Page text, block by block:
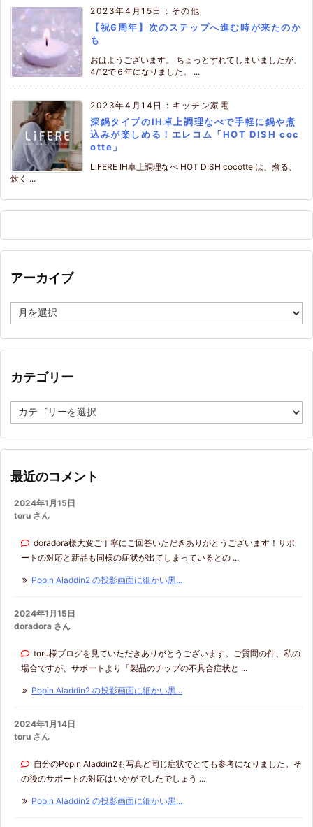
2023年4月15日 : その他
【祝6周年】次のステップへ進む時が来たのか
も
おはようございます。 ちょっとずれてしまいましたが、
4/12で６年になりました。 ...
2023年4月14日 : キッチン家電
深鍋タイプのIH卓上調理なべで手軽に鍋や煮
込みが楽しめる！エレコム「HOT DISH coc
otte」
LiFERE IH卓上調理なべ HOT DISH cocotte は、煮る、
炊く ...
アーカイブ
ー
イ
カテゴリー
テ
リ
最近のコメント
2024年1月15日
toru さん
doradora様大変ご丁寧にご回答いただきありがとうございます！サポ
ートの対応と新品も同様の症状が出てしまっているとの ...
Popin Aladdin2 の投影画面に細かい黒...
2024年1月15日
doradora さん
toru様ブログを見ていただきありがとうございます。ご質問の件、私の
場合ですが、サポートより「製品のチップの不具合症状と ...
Popin Aladdin2 の投影画面に細かい黒...
2024年1月14日
toru さん
自分のPopin Aladdin2も写真ど同じ症状でとても参考になりました。そ
の後のサポートの対応はいかがでしたでしょう ...
Popin Aladdin2 の投影画面に細かい黒...